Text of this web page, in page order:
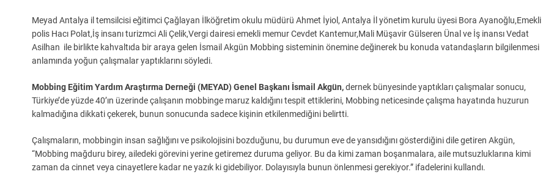
Meyad Antalya il temsilcisi eğitimci Çağlayan İlköğretim okulu müdürü Ahmet İyiol, Antalya İl yönetim kurulu üyesi Bora Ayanoğlu,Emekli
polis Hacı Polat,İş insanı turizmci Ali Çelik,Vergi dairesi emekli memur Cevdet Kantemur,Mali Müşavir Gülseren Ünal ve İş inansı Vedat
Asilhan ile birlikte kahvaltıda bir araya gelen İsmail Akgün Mobbing sisteminin önemine değinerek bu konuda vatandaşların bilgilenmesi
anlamında yoğun çalışmalar yaptıklarını söyledi.
Mobbing Eğitim Yardım Araştırma Derneği (MEYAD) Genel Başkanı İsmail Akgün,dernek bünyesinde yaptıkları çalışmalar sonucu,
Türkiye’de yüzde 40’ın üzerinde çalışanın mobbinge maruz kaldığını tespit ettiklerini, Mobbing neticesinde çalışma hayatında huzurun
kalmadığına dikkati çekerek, bunun sonucunda sadece kişinin etkilenmediğini belirtti.
Çalışmaların, mobbingin insan sağlığını ve psikolojisini bozduğunu, bu durumun eve de yansıdığını gösterdiğini dile getiren Akgün,
“Mobbing mağduru birey, ailedeki görevini yerine getiremez duruma geliyor. Bu da kimi zaman boşanmalara, aile mutsuzluklarına kimi
zaman da cinnet veya cinayetlere kadar ne yazık ki gidebiliyor. Dolayısıyla bunun önlenmesi gerekiyor.” ifadelerini kullandı.